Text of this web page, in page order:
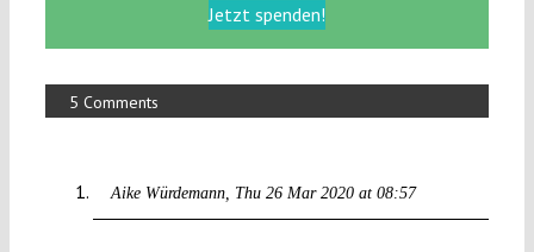
Jetzt spenden!
5 Comments
Aike Würdemann Thu 26 Mar 2020 at 08:57